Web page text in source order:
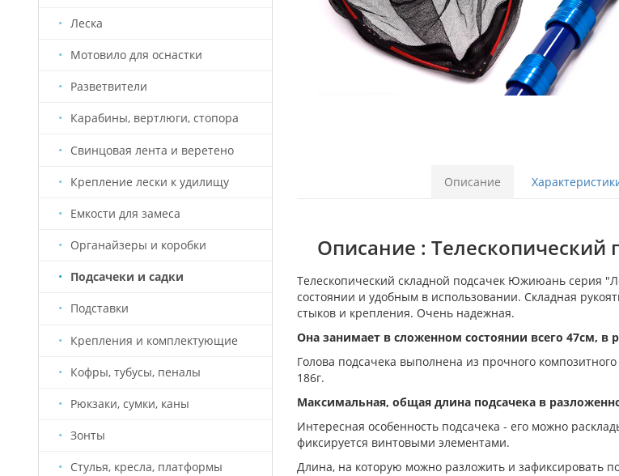
Леска
Мотовило для оснастки
Разветвители
Карабины, вертлюги, стопора
Свинцовая лента и веретено
Крепление лески к удилищу
Емкости для замеса
Органайзеры и коробки
Подсачеки и садки
Подставки
Крепления и комплектующие
Кофры, тубусы, пеналы
Рюкзаки, сумки, каны
Зонты
Стулья, кресла, платформы
Описание
Описание :
Телескопический складной подсачек Южиюань серия
состоянии и удобным в использовании. Складная
стыков и крепления. Очень надежная.
Она занимает в сложенном состоянии всего 47см, в
Голова подсачека выполнена из прочного
186г.
Максимальная, общая длина подсачека в
Интересная особенность подсачека - его можно
фиксируется винтовыми элементами.
Длина, на которую можно разложить и зафиксировать